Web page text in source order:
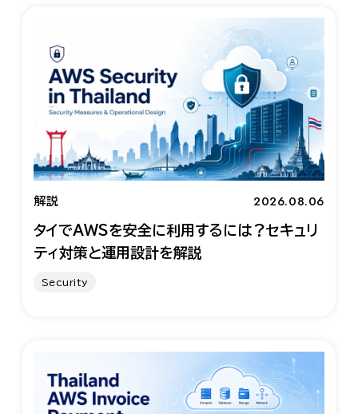
解説 2026.08.06
タイでAWSを安全に利用するには？セキュリ
ティ対策と運用設計を解説
Security